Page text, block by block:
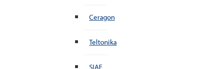
Ceragon
Teltonika
SIAE